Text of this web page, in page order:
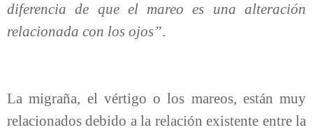
diferencia de que el mareo es una alteración
relacionada con los ojos”.
La migraña, el vértigo o los mareos, están muy
relacionados debido a la relación existente entre la